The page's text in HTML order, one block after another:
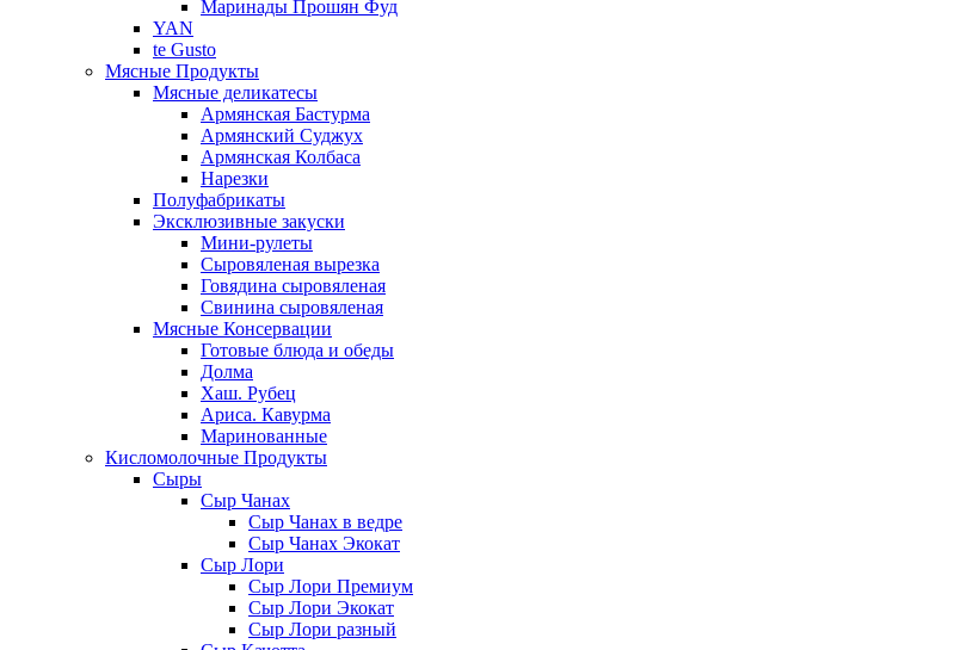
Маринады Прошян Фуд
YAN
te Gusto
Мясные Продукты
Мясные деликатесы
Армянская Бастурма
Армянский Суджух
Армянская Колбаса
Нарезки
Полуфабрикаты
Эксклюзивные закуски
Мини-рулеты
Сыровяленая вырезка
Говядина сыровяленая
Свинина сыровяленая
Мясные Консервации
Готовые блюда и обеды
Долма
Хаш. Рубец
Ариса. Кавурма
Маринованные
Кисломолочные Продукты
Сыры
Сыр Чанах
Сыр Чанах в ведре
Сыр Чанах Экокат
Сыр Лори
Сыр Лори Премиум
Сыр Лори Экокат
Сыр Лори разный